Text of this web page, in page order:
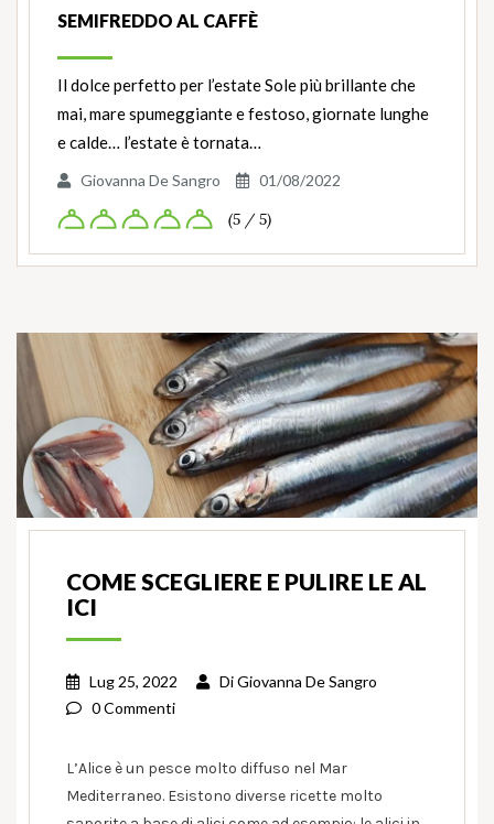
SEMIFREDDO AL CAFFÈ
Il dolce perfetto per l’estate Sole più brillante che
mai, mare spumeggiante e festoso, giornate lunghe
e calde… l’estate è tornata…
Giovanna De Sangro 01/08/2022
(5 / 5)
COME SCEGLIERE E PULIRE LE AL
ICI
Lug 25, 2022 DiGiovanna De Sangro
0 Commenti
L’Alice è un pesce molto diffuso nel Mar
Mediterraneo. Esistono diverse ricette molto